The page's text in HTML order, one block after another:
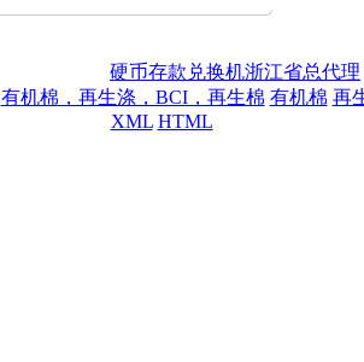
硬币存款兑换机浙江省总代理
有机棉，再生涤，BCI，再生棉 有机棉 再
XML HTML